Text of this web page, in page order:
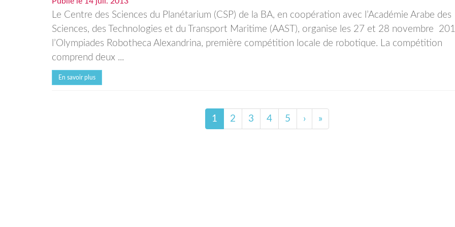
Le Centre des Sciences du Planétarium (CSP) de la BA, en coopération avec l’Académie Arabe des
Sciences, des Technologies et du Transport Maritime (AAST), organise les 27 et 28 novembre
l’Olympiades Robotheca Alexandrina, première compétition locale de robotique. La compétition
comprend deux ...
En savoir plus
1 2 3 4 5 › »